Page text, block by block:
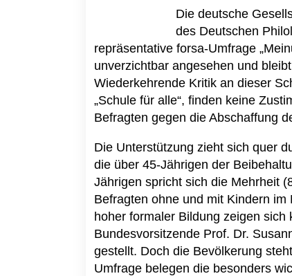
Die deutsche
des Deutschen
repräsentative forsa-Umfrage
unverzichtbar angesehen und
Wiederkehrende Kritik an dieser
„Schule für alle“, finden keine
Befragten gegen die Abschaffung
Die Unterstützung zieht sich quer
die über 45-Jährigen der
Jährigen spricht sich die Mehrheit
Befragten ohne und mit Kindern
hoher formaler Bildung zeigen
Bundesvorsitzende Prof. Dr.
gestellt. Doch die Bevölkerung
Umfrage belegen die besonders